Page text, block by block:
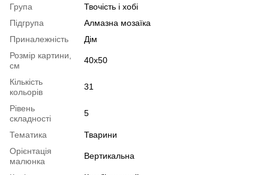
Група
Твочість і хобі
Підгрупа
Алмазна мозаїка
Приналежність
Дім
Розмір картини,
см
40x50
Кількість
кольорів
31
Рівень
складності
5
Тематика
Тварини
Орієнтація
малюнка
Вертикальна